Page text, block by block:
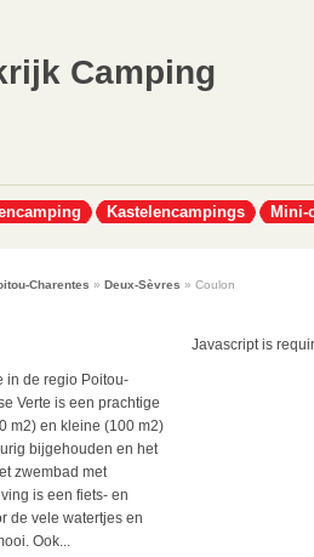
Camping
Kastelencampings Mini-
Charentes » Deux-Sèvres » Coulon
in de regio Poitou-
Verte is een prachtige
m2) en kleine (100 m2)
bijgehouden en het
zwembad met
is een fiets- en
de vele watertjes en
Ook...
Javascript is